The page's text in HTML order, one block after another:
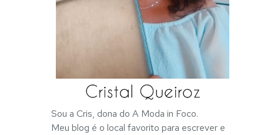
Sou a Cris, dona do A Moda in Foco.
Meu blog é o local favorito para escrever e